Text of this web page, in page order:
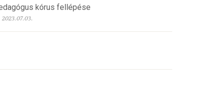
kórus fellépése
2023.07.03.